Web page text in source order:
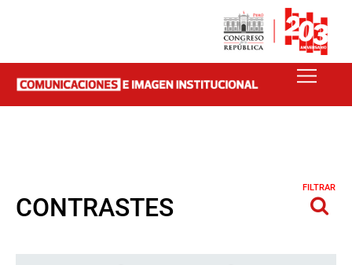
CONTRASTES
FILTRAR